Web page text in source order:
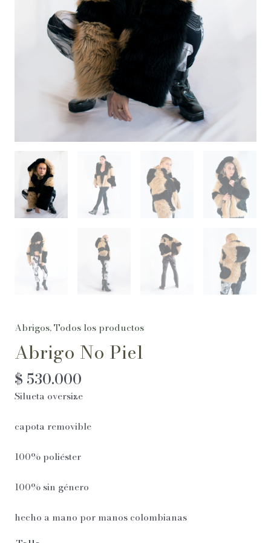
Abrigos,Todos los productos
Abrigo No Piel
$ 530.000
Silueta oversize
capota removible
100% poliéster
100% sin género
hecho a mano por manos colombianas